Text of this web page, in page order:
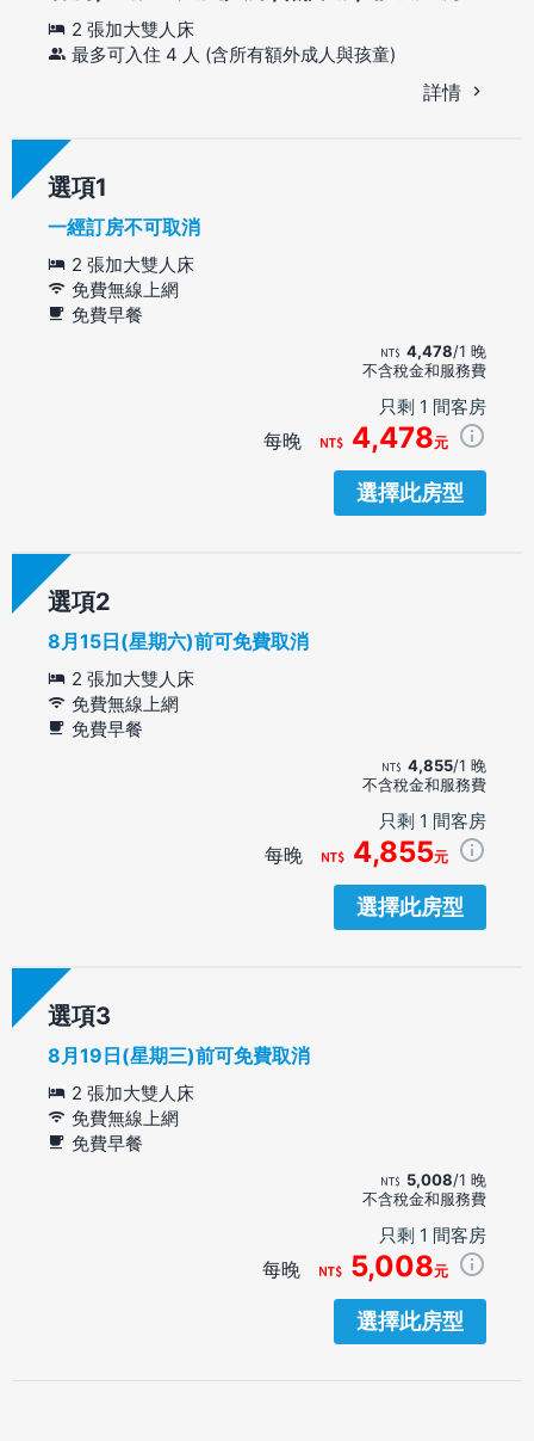
2 張加大雙人床
最多可入住 4 人 (含所有額外成人與孩童)
詳情
選項
一經訂房不可取消
2 張加大雙人床
免費無線上網
免費早餐
4,478/1 晚
不含稅金和服務費
只剩 1 間客房
每晚 4,478元
選擇此房型
選項
8月15日(星期六)前可免費取消
2 張加大雙人床
免費無線上網
免費早餐
4,855/1 晚
不含稅金和服務費
只剩 1 間客房
每晚 4,855元
選擇此房型
選項
8月19日(星期三)前可免費取消
2 張加大雙人床
免費無線上網
免費早餐
5,008/1 晚
不含稅金和服務費
只剩 1 間客房
每晚 5,008元
選擇此房型